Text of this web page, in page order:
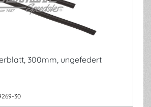
300mm, ungefedert
30